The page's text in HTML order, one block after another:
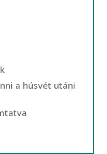
a húsvét utáni